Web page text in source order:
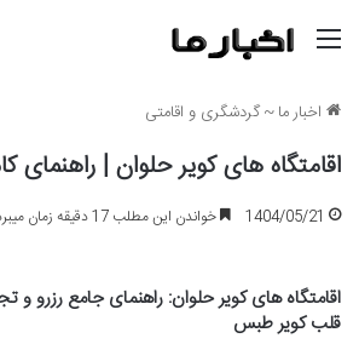
اخبار ما~گردشگری و اقامتی
اقامتگاه های کویر حلوان | راهنمای
1404/05/21 خواندن این مطلب 17 دقیقه زمان میبرد
اقامتگاه های کویر حلوان: راهنمای جامع رزرو و
قلب کویر طبس